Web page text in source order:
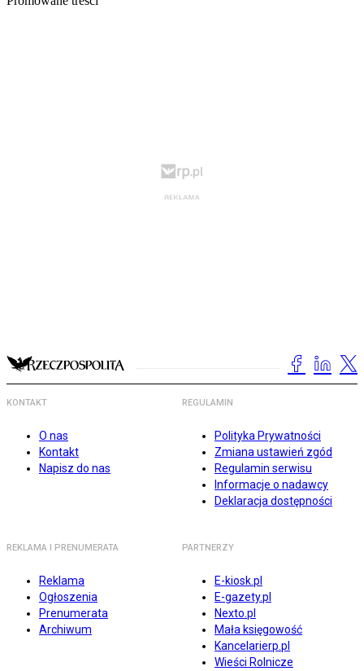
KONTAKT
O nas
Kontakt
Napisz do nas
REGULAMIN
Polityka Prywatności
Zmiana ustawień zgód
Regulamin serwisu
Informacje o nadawcy
Deklaracja dostępności
REKLAMA I PRENUMERATA
Reklama
Ogłoszenia
Prenumerata
Archiwum
PARTNERZY
E-kiosk.pl
E-gazety.pl
Nexto.pl
Mała księgowość
Kancelarierp.pl
Wieści Rolnicze